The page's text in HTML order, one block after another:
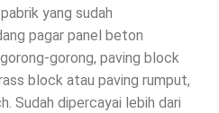
yang sudah
pagar panel beton
gorong, paving block
block atau paving rumput,
Sudah dipercayai lebih dari